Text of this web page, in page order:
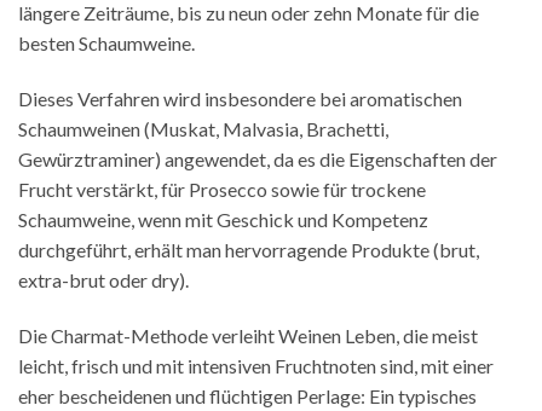
längere Zeiträume, bis zu neun oder zehn Monate für die
besten Schaumweine.
Dieses Verfahren wird insbesondere bei aromatischen
Schaumweinen (Muskat, Malvasia, Brachetti,
Gewürztraminer) angewendet, da es die Eigenschaften der
Frucht verstärkt, für Prosecco sowie für trockene
Schaumweine, wenn mit Geschick und Kompetenz
durchgeführt, erhält man hervorragende Produkte (brut,
extra-brut oder dry).
Die Charmat-Methode verleiht Weinen Leben, die meist
leicht, frisch und mit intensiven Fruchtnoten sind, mit einer
eher bescheidenen und flüchtigen Perlage: Ein typisches